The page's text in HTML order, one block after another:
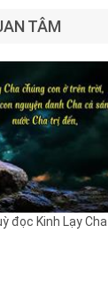
TÂM
đọc Kinh Lạy Cha